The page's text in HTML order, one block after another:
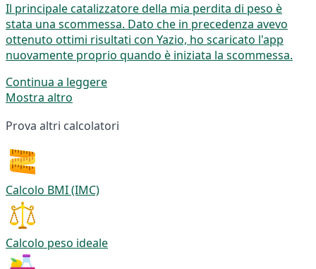
Il principale catalizzatore della mia perdita di peso è
stata una scommessa. Dato che in precedenza avevo
ottenuto ottimi risultati con Yazio, ho scaricato l'app
nuovamente proprio quando è iniziata la scommessa.
Continua a leggere
Mostra altro
Prova altri calcolatori
Calcolo BMI (IMC)
Calcolo peso ideale